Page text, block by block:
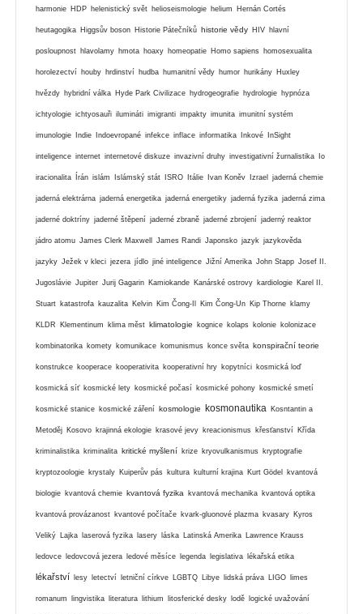
harmonie HDP helenistický svět helioseismologie helium Hernán Cortés
heutagogika Higgsův boson Historie Pátečníků historie vědy HIV hlavní
posloupnost hlavolamy hmota hoaxy homeopatie Homo sapiens homosexualita
horolezectví houby hrdinství hudba humanitní vědy humor hurikány Huxley
hvězdy hybridní válka Hyde Park Civilizace hydrogeografie hydrologie hypnóza
ichtyologie ichtyosauři ilumináti imigranti impakty imunita imunitní systém
imunologie Indie Indoevropané infekce inflace informatika Inkové InSight
inteligence internet internetové diskuze invazivní druhy investigativní žurnalistika Io
iracionalita Írán islám Islámský stát ISRO Itálie Ivan Koněv Izrael jaderná chemie
jaderná elektrárna jaderná energetika jaderná energetiky jaderná fyzika jaderná zima
jaderné doktríny jaderné štěpení jaderné zbraně jaderné zbrojení jaderný reaktor
jádro atomu James Clerk Maxwell James Randi Japonsko jazyk jazykověda
jazyky Ježek v kleci jezera jídlo jiné inteligence Jižní Amerika John Stapp Josef II.
Jugoslávie Jupiter Jurij Gagarin Kamiokande Kanárské ostrovy kardiologie Karel II.
Stuart katastrofa kauzalita Kelvin Kim Čong-Il Kim Čong-Un Kip Thorne klamy
KLDR Klementinum klima měst klimatologie kognice kolaps kolonie kolonizace
kombinatorika komety komunikace komunismus konce světa konspirační teorie
konstrukce kooperace kooperativita kooperativní hry kopytníci kosmická loď
kosmická síť kosmické lety kosmické počasí kosmické pohony kosmické smetí
kosmické stanice kosmické záření kosmologie kosmonautika Kosntantin a
Metoděj Kosovo krajinná ekologie krasové jevy kreacionismus křesťanství Křída
kriminalistika kriminalita kritické myšlení krize kryovulkanismus kryptografie
kryptozoologie krystaly Kuiperův pás kultura kulturní krajina Kurt Gödel kvantová
biologie kvantová chemie kvantová fyzika kvantová mechanika kvantová optika
kvantová provázanost kvantové počítače kvark-gluonové plazma kvasary Kyros
Veliký Lajka laserová fyzika lasery láska Latinská Amerika Lawrence Krauss
ledovce ledovcová jezera ledové měsíce legenda legislativa lékařská etika
lékařství lesy letectví letniční církve LGBTQ Libye lidská práva LIGO limes
romanum lingvistika literatura lithium litosferické desky lodě logické uvažování